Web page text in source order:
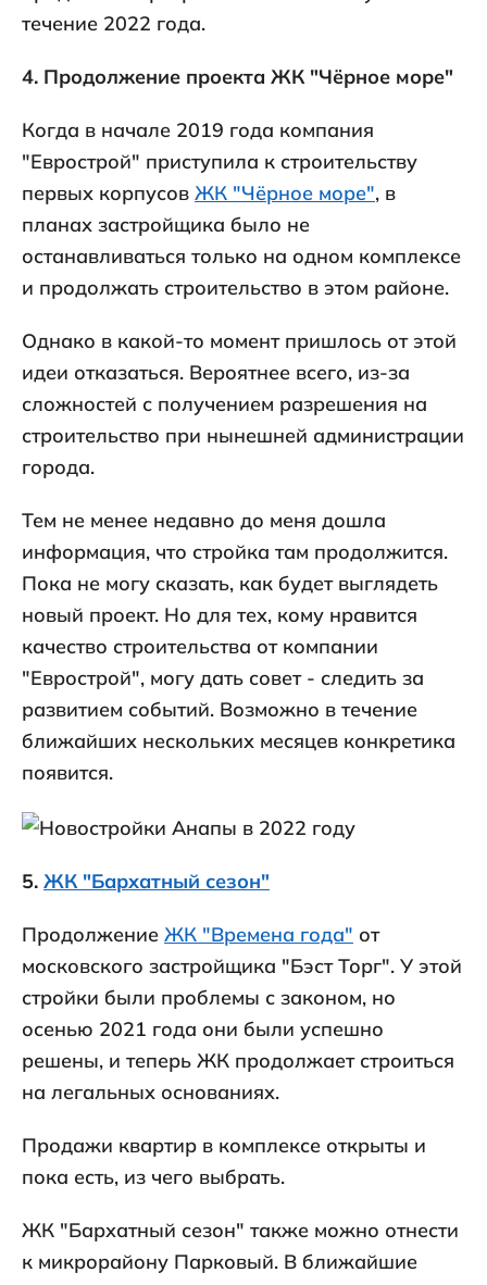
течение 2022 года.
4. Продолжение проекта ЖК "Чёрное море"
Когда в начале 2019 года компания
"Еврострой" приступила к строительству
первых корпусов ЖК "Чёрное море", в
планах застройщика было не
останавливаться только на одном комплексе
и продолжать строительство в этом районе.
Однако в какой-то момент пришлось от этой
идеи отказаться. Вероятнее всего, из-за
сложностей с получением разрешения на
строительство при нынешней администрации
города.
Тем не менее недавно до меня дошла
информация, что стройка там продолжится.
Пока не могу сказать, как будет выглядеть
новый проект. Но для тех, кому нравится
качество строительства от компании
"Еврострой", могу дать совет - следить за
развитием событий. Возможно в течение
ближайших нескольких месяцев конкретика
появится.
5. ЖК "Бархатный сезон"
Продолжение ЖК "Времена года" от
московского застройщика "Бэст Торг". У этой
стройки были проблемы с законом, но
осенью 2021 года они были успешно
решены, и теперь ЖК продолжает строиться
на легальных основаниях.
Продажи квартир в комплексе открыты и
пока есть, из чего выбрать.
ЖК "Бархатный сезон" также можно отнести
к микрорайону Парковый. В ближайшие